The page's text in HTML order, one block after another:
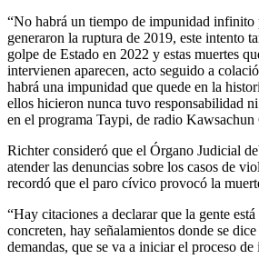
“No habrá un tiempo de impunidad infinito
generaron la ruptura de 2019, este intento
golpe de Estado en 2022 y estas muertes
intervienen aparecen, acto seguido a
habrá una impunidad que quede en la
ellos hicieron nunca tuvo responsabilidad
en el programa Taypi, de radio Kawsachun
Richter consideró que el Órgano Judicial
atender las denuncias sobre los casos de
recordó que el paro cívico provocó la
“Hay citaciones a declarar que la gente está
concreten, hay señalamientos donde se
demandas, que se va a iniciar el proceso